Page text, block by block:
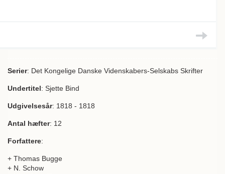
Serier: Det Kongelige Danske Videnskabers-Selskabs Skrifter
Undertitel: Sjette Bind
Udgivelsesår: 1818 - 1818
Antal hæfter: 12
Forfattere:
+ Thomas Bugge
+ N. Schow